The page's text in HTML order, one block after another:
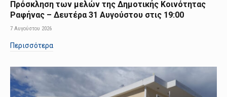
Πρόσκληση των μελών της Δημοτικής Κοινότητας
Ραφήνας – Δευτέρα 31 Αυγούστου στις 19:00
7 Αυγούστου 2026
Περισσότερα